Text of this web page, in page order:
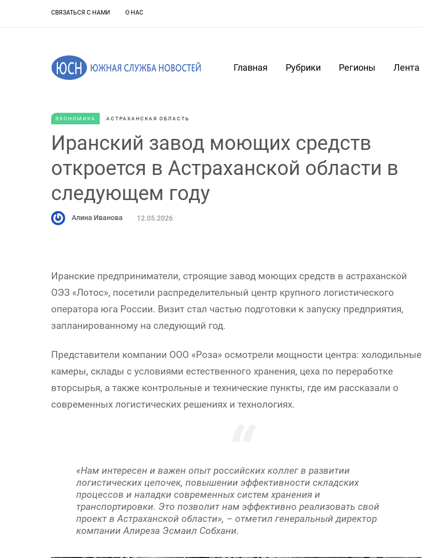
СВЯЗАТЬСЯ С НАМИ О НАС
Главная Рубрики Регионы Лента
ЭКОНОМИКА АСТРАХАНСКАЯ ОБЛАСТЬ
Иранский завод моющих средств
откроется в Астраханской области в
следующем году
Алина Иванова 12.05.2026
Иранские предприниматели, строящие завод моющих средств в астраханской
ОЭЗ «Лотос», посетили распределительный центр крупного логистического
оператора юга России. Визит стал частью подготовки к запуску предприятия,
запланированному на следующий год.
Представители компании ООО «Роза» осмотрели мощности центра: холодильные
камеры, склады с условиями естественного хранения, цеха по переработке
вторсырья, а также контрольные и технические пункты, где им рассказали о
современных логистических решениях и технологиях.
«Нам интересен и важен опыт российских коллег в развитии
логистических цепочек, повышении эффективности складских
процессов и наладки современных систем хранения и
транспортировки. Это позволит нам эффективно реализовать свой
проект в Астраханской области», – отметил генеральный директор
компании Алиреза Эсмаил Собхани.